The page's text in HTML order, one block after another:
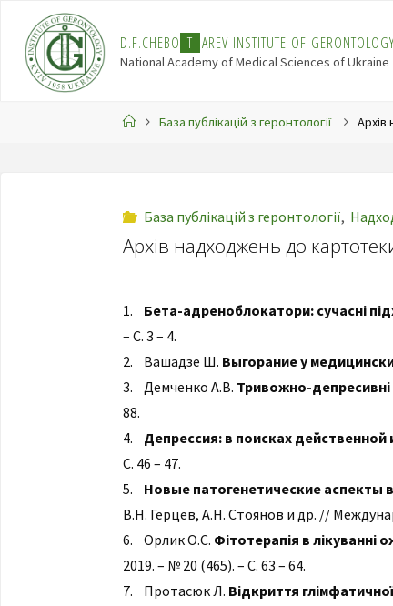
content
D.F.CHEBO T AREV INSTITUTE OF GERONTOLOGY
National Academy of Medical Sciences of Ukraine
HomeБаза публікацій з геронтології
База публікацій з геронтології,
Архів надходжень до
1. Бета-адреноблокатори: сучасні
– С. 3 – 4.
2. Вашадзе Ш. Выгорание у
3. Демченко А.В. Тривожно-депресивні
88.
4. Депрессия: в поисках
С. 46 – 47.
5. Новые патогенетические аспекты
В.Н. Герцев, А.Н. Стоянов и др. //
6. Орлик О.С. Фітотерапія в лікуванні
2019. – № 20 (465). – С. 63 – 64.
7. Протасюк Л. Відкриття